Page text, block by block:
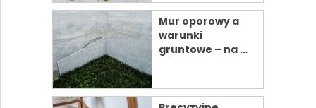
Mur oporowy a
warunki
gruntowe – na …